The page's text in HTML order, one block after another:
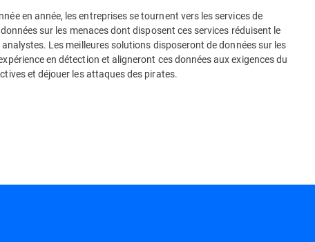
en année, les entreprises se tournent vers les services de
sur les menaces dont disposent ces services réduisent le
Les meilleures solutions disposeront de données sur les
en détection et aligneront ces données aux exigences du
et déjouer les attaques des pirates.